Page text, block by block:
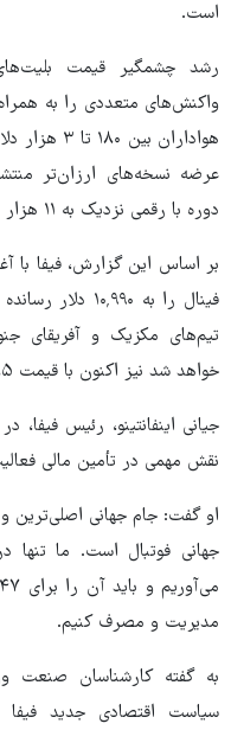
است.
واکنش‌های متعددی را به
هواداران
عرضه نسخه‌های ارزان‌تر
دوره با رقمی نزدیک به ۱۱ هزار دلار ارائه می‌شود.
بر اساس این گزارش، فیفا با
فینال را به
خواهد شد نیز اکنون با قیمت ۲٬۹۸۵ دلار عرضه می‌شوند.
جیانی اینفانتینو، رئیس فیفا،
نقش مهمی در تأمین مالی
او گفت: جام جهانی اصلی‌ترین
جهانی فوتبال است. ما
مدیریت و مصرف کنیم.
به گفته کارشناسان صنعت
سیاست اقتصادی جدید فیفا